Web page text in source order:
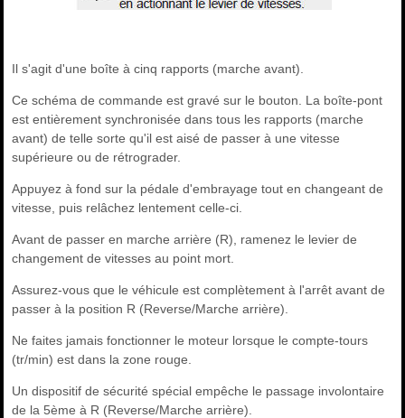
Il s'agit d'une boîte à cinq rapports (marche avant).
Ce schéma de commande est gravé sur le bouton. La boîte-pont
est entièrement synchronisée dans tous les rapports (marche
avant) de telle sorte qu'il est aisé de passer à une vitesse
supérieure ou de rétrograder.
Appuyez à fond sur la pédale d'embrayage tout en changeant de
vitesse, puis relâchez lentement celle-ci.
Avant de passer en marche arrière (R), ramenez le levier de
changement de vitesses au point mort.
Assurez-vous que le véhicule est complètement à l'arrêt avant de
passer à la position R (Reverse/Marche arrière).
Ne faites jamais fonctionner le moteur lorsque le compte-tours
(tr/min) est dans la zone rouge.
Un dispositif de sécurité spécial empêche le passage involontaire
de la 5ème à R (Reverse/Marche arrière).